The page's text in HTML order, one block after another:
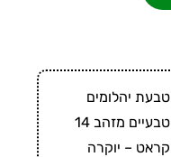
טבעת יהלומים
טבעיים מזהב 14
קראט – יוקרה